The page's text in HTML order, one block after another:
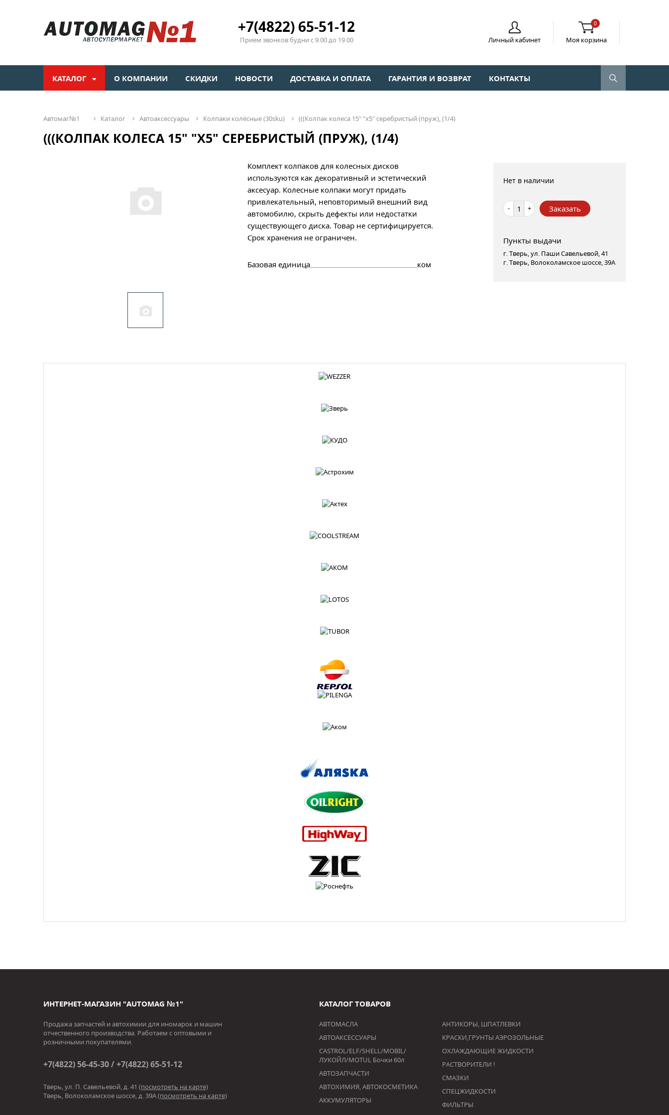
+7(4822) 65-51-12
Прием звонков будни с 9.00 до 19.00 Личный кабинет
0
Моя корзина
КАТАЛОГ О КОМПАНИИ СКИДКИ НОВОСТИ ДОСТАВКА И ОПЛАТА ГАРАНТИЯ И ВОЗВРАТ КОНТАКТЫ
автомаг№1 каталог автоаксессуары колпаки колёсные (30sku) (((колпак колеса 15" "х5" серебристый (пруж), (1/4)
(((КОЛПАК КОЛЕСА 15" "Х5" СЕРЕБРИСТЫЙ (ПРУЖ), (1/4)
Комплект колпаков для колесных дисков
используются как декоративный и эстетический
аксесуар. Колесные колпаки могут придать
привлекательный, неповторимый внешний вид
автомобилю, скрыть дефекты или недостатки
существующего диска. Товар не сертифицируется.
Срок хранения не ограничен.
Базовая единица ком
Нет в наличии
- + Заказать
Пункты выдачи
г. Тверь, ул. Паши Савельевой, 41
г. Тверь, Волоколамское шоссе, 39А
ИНТЕРНЕТ-МАГАЗИН "AUTOMAG №1"
Продажа запчастей и автохимии для иномарок и машин
отчественного производства. Работаем с оптовыми и
розничными покупателями.
+7(4822) 56-45-30 / +7(4822) 65-51-12
Тверь, ул. П. Савельевой, д. 41 (посмотреть на карте)
Тверь, Волоколамское шоссе, д. 39А(посмотреть на карте)
КАТАЛОГ ТОВАРОВ
АВТОМАСЛА
АВТОАКСЕССУАРЫ
CASTROL/ELF/SHELL/MOBIL/
ЛУКОЙЛ/MOTUL Бочки 60л
АВТОЗАПЧАСТИ
АВТОХИМИЯ, АВТОКОСМЕТИКА
АККУМУЛЯТОРЫ
АНТИКОРЫ, ШПАТЛЕВКИ
КРАСКИ,ГРУНТЫ АЭРОЗОЛЬНЫЕ
ОХЛАЖДАЮЩИЕ ЖИДКОСТИ
РАСТВОРИТЕЛИ !
СМАЗКИ
СПЕЦЖИДКОСТИ
ФИЛЬТРЫ